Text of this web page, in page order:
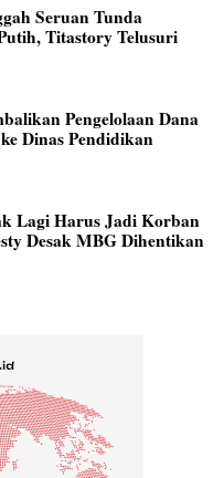
Seruan Tunda
Titastory Telusuri
Pengelolaan Dana
Dinas Pendidikan
Lagi Harus Jadi Korban
Desak MBG Dihentikan